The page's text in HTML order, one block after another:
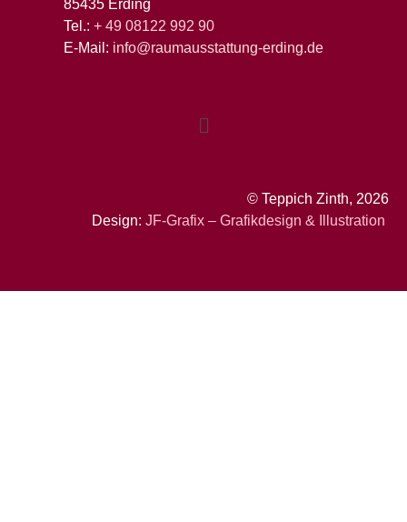
85435 Erding
Tel.: + 49 08122 992 90
E-Mail: info@raumausstattung-erding.de
© Teppich Zinth, 2026
Design: JF-Grafix – Grafikdesign & Illustration